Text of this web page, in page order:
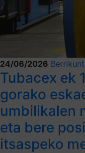
24/06/2026
Tubacex ek
gorako
umbilikalen
eta bere
itsaspeko